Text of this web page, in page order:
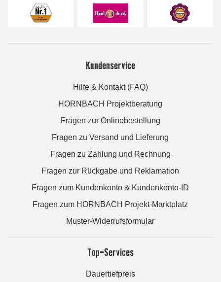
Kundenservice
Hilfe & Kontakt (FAQ)
HORNBACH Projektberatung
Fragen zur Onlinebestellung
Fragen zu Versand und Lieferung
Fragen zu Zahlung und Rechnung
Fragen zur Rückgabe und Reklamation
Fragen zum Kundenkonto & Kundenkonto-ID
Fragen zum HORNBACH Projekt-Marktplatz
Muster-Widerrufsformular
Top-Services
Dauertiefpreis